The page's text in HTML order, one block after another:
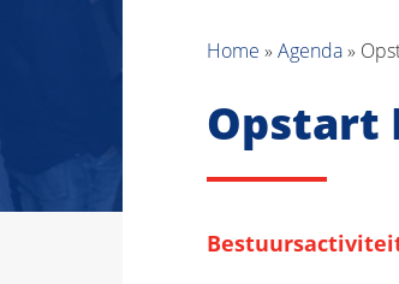
Home » Agenda»
Opstart